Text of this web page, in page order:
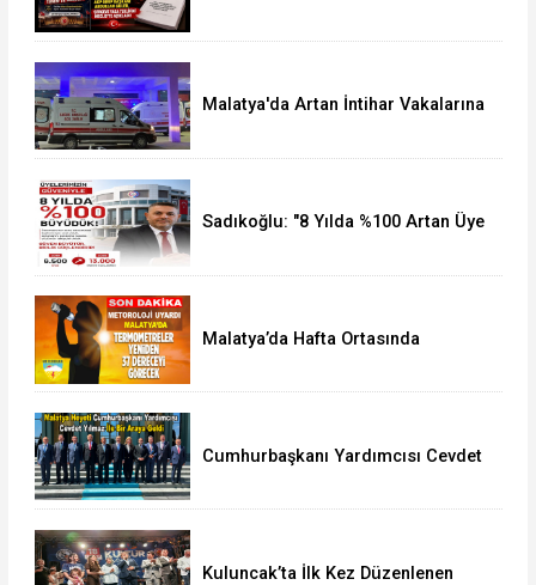
Malatya'da Artan İntihar Vakalarına
Sadıkoğlu: "8 Yılda %100 Artan Üye
Malatya’da Hafta Ortasında
Cumhurbaşkanı Yardımcısı Cevdet
Kuluncak’ta İlk Kez Düzenlenen